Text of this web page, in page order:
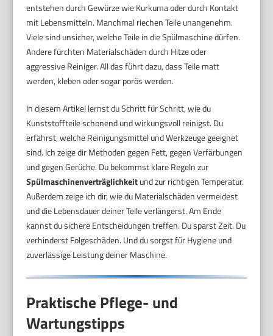
entstehen durch Gewürze wie Kurkuma oder durch Kontakt
mit Lebensmitteln. Manchmal riechen Teile unangenehm.
Viele sind unsicher, welche Teile in die Spülmaschine dürfen.
Andere fürchten Materialschäden durch Hitze oder
aggressive Reiniger. All das führt dazu, dass Teile matt
werden, kleben oder sogar porös werden.
In diesem Artikel lernst du Schritt für Schritt, wie du
Kunststoffteile schonend und wirkungsvoll reinigst. Du
erfährst, welche Reinigungsmittel und Werkzeuge geeignet
sind. Ich zeige dir Methoden gegen Fett, gegen Verfärbungen
und gegen Gerüche. Du bekommst klare Regeln zur
Spülmaschinenverträglichkeitund zur richtigen Temperatur.
Außerdem zeige ich dir, wie du Materialschäden vermeidest
und die Lebensdauer deiner Teile verlängerst. Am Ende
kannst du sichere Entscheidungen treffen. Du sparst Zeit. Du
verhinderst Folgeschäden. Und du sorgst für Hygiene und
zuverlässige Leistung deiner Maschine.
Praktische Pflege- und
Wartungstipps